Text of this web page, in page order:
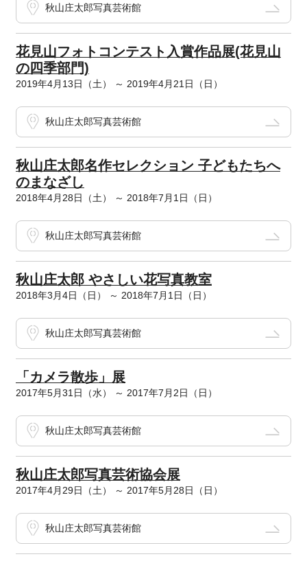
秋山庄太郎写真芸術館
花見山フォトコンテスト入賞作品展(花見山
の四季部門)
2019年4月13日（土） ～ 2019年4月21日（日）
秋山庄太郎写真芸術館
秋山庄太郎名作セレクション 子どもたちへ
のまなざし
2018年4月28日（土） ～ 2018年7月1日（日）
秋山庄太郎写真芸術館
秋山庄太郎 やさしい花写真教室
2018年3月4日（日） ～ 2018年7月1日（日）
秋山庄太郎写真芸術館
「カメラ散歩」展
2017年5月31日（水） ～ 2017年7月2日（日）
秋山庄太郎写真芸術館
秋山庄太郎写真芸術協会展
2017年4月29日（土） ～ 2017年5月28日（日）
秋山庄太郎写真芸術館